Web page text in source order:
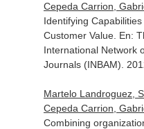
Cepeda Carrion,
Identifying
Customer Value. En:
International Network
Journals (INBAM) .
Martelo Landroguez,
Cepeda Carrion,
Combining